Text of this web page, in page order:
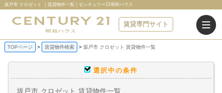
坂戸市 クロゼット ｜賃貸物件一覧｜センチュリー21明和ハウス
賃貸専門サイト
TOPページ 賃貸物件検索 坂戸市 クロゼット 賃貸物件一覧
選択中の条件
坂戸市 クロゼット 賃貸物件一覧